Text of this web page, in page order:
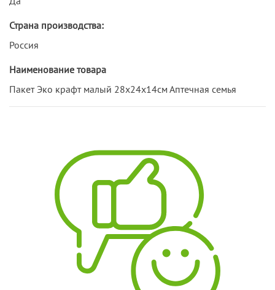
Страна производства:
Россия
Наименование товара
Пакет Эко крафт малый 28х24х14см Аптечная семья